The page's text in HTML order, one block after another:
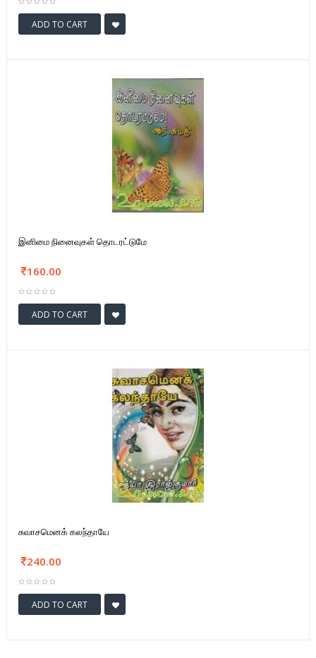
ADD TO CART
இனிமை நினைவுகள் தொடரட்டுமே
160.00
ADD TO CART
சுவாசமெனக் கலந்தாயே
240.00
ADD TO CART